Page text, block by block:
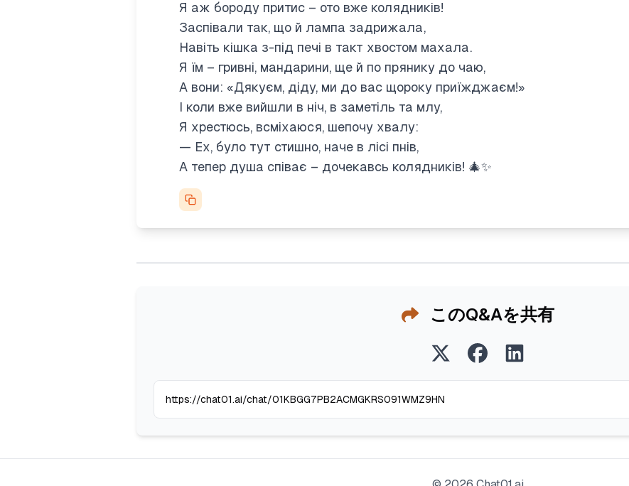
Я аж бороду притис – ото вже колядників!
Заспівали так, що й лампа задрижала,
Навіть кішка з-під печі в такт хвостом махала.
Я їм – гривні, мандарини, ще й по прянику до чаю,
А вони: «Дякуєм, діду, ми до вас щороку приїжджаєм!»
І коли вже вийшли в ніч, в заметіль та млу,
Я хрестюсь, всміхаюся, шепочу хвалу:
— Ех, було тут стишно, наче в лісі пнів,
А тепер душа співає – дочекавсь колядників! 🎄✨
このQ&Aを共有